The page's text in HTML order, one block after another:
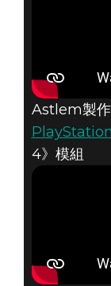
Astlem製
4》模組